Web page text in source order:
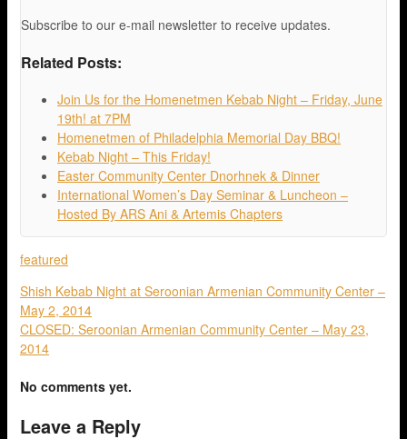
Subscribe to our e-mail newsletter to receive updates.
Related Posts:
Join Us for the Homenetmen Kebab Night – Friday, June
19th! at 7PM
Homenetmen of Philadelphia Memorial Day BBQ!
Kebab Night – This Friday!
Easter Community Center Dnorhnek & Dinner
International Women’s Day Seminar & Luncheon –
Hosted By ARS Ani & Artemis Chapters
featured
Shish Kebab Night at Seroonian Armenian Community Center –
May 2, 2014
CLOSED: Seroonian Armenian Community Center – May 23,
2014
No comments yet.
Leave a Reply